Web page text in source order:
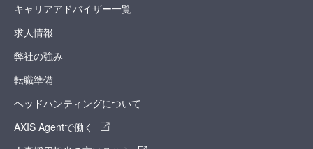
キャリアアドバイザー一覧
求人情報
弊社の強み
転職準備
ヘッドハンティングについて
AXIS Agentで働く